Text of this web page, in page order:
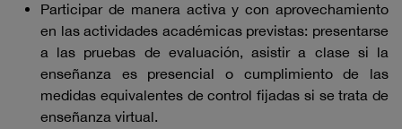
Participar de manera activa y con aprovechamiento
en las actividades académicas previstas: presentarse
a las pruebas de evaluación, asistir a clase si la
enseñanza es presencial o cumplimiento de las
medidas equivalentes de control fijadas si se trata de
enseñanza virtual.